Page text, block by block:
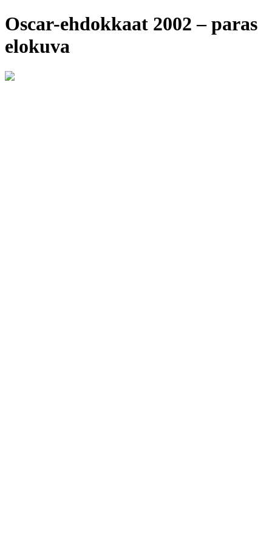
Oscar-ehdokkaat 2002 – paras
elokuva